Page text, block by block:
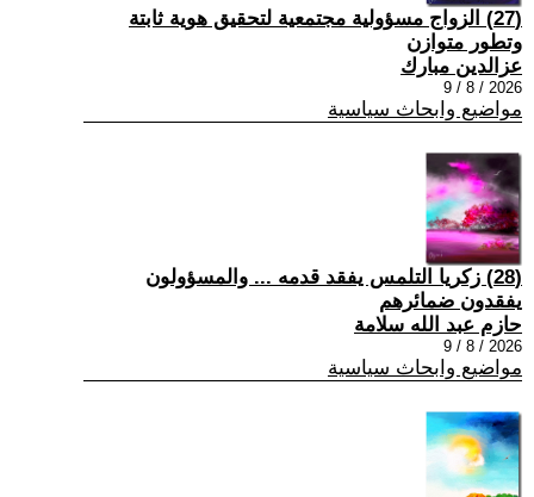
(27) الزواج مسؤولية مجتمعية لتحقيق هوية ثابتة
وتطور متوازن
عزالدين مبارك
2026 / 8 / 9
مواضيع وابحاث سياسية
(28) زكريا التلمس يفقد قدمه ... والمسؤولون
يفقدون ضمائرهم
حازم عبد الله سلامة
2026 / 8 / 9
مواضيع وابحاث سياسية